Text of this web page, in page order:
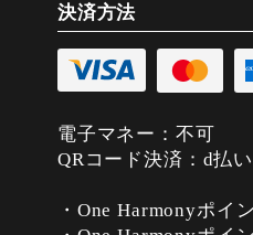
決済方法
電子マネー：不可
QRコード決済：d払
・One Harmonyポイ